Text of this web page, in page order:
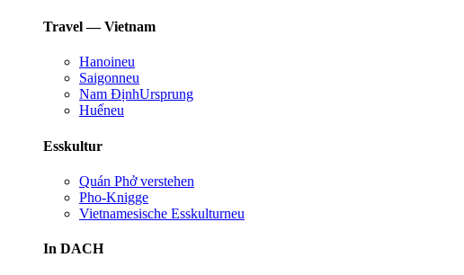
Travel — Vietnam
Hanoineu
Saigonneu
Nam ĐịnhUrsprung
Huếneu
Esskultur
Quán Phở verstehen
Pho-Knigge
Vietnamesische Esskulturneu
In DACH